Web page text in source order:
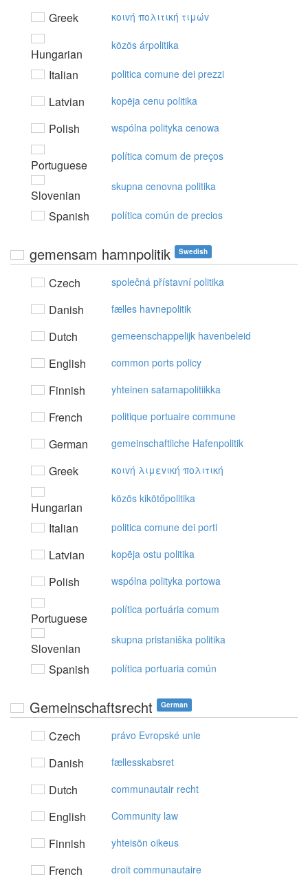
Greek κoιvή πoλιτική τιμώv
Hungarian
közös árpolitika
Italian politica comune dei prezzi
Latvian kopēja cenu politika
Polish wspólna polityka cenowa
Portuguese
política comum de preços
Slovenian
skupna cenovna politika
Spanish política común de precios
gemensam hamnpolitik Swedish
Czech společná přístavní politika
Danish fælles havnepolitik
Dutch gemeenschappelijk havenbeleid
English common ports policy
Finnish yhteinen satamapolitiikka
French politique portuaire commune
German gemeinschaftliche Hafenpolitik
Greek κoιvή λιμεvική πoλιτική
Hungarian
közös kikötőpolitika
Italian politica comune dei porti
Latvian kopēja ostu politika
Polish wspólna polityka portowa
Portuguese
política portuária comum
Slovenian
skupna pristaniška politika
Spanish política portuaria común
Gemeinschaftsrecht German
Czech právo Evropské unie
Danish fællesskabsret
Dutch communautair recht
English Community law
Finnish yhteisön oikeus
French droit communautaire